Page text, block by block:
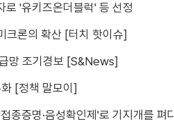
로 '유키즈온더블럭' 등 선정
크론의 확산 [터치 핫이슈]
망 조기경보 [S&News]
[정책 말모이]
종증명·음성확인제'로 기지개를 펴